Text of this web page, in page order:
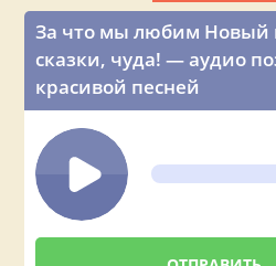
За что мы любим Новый
сказки, чуда! — аудио
красивой песней